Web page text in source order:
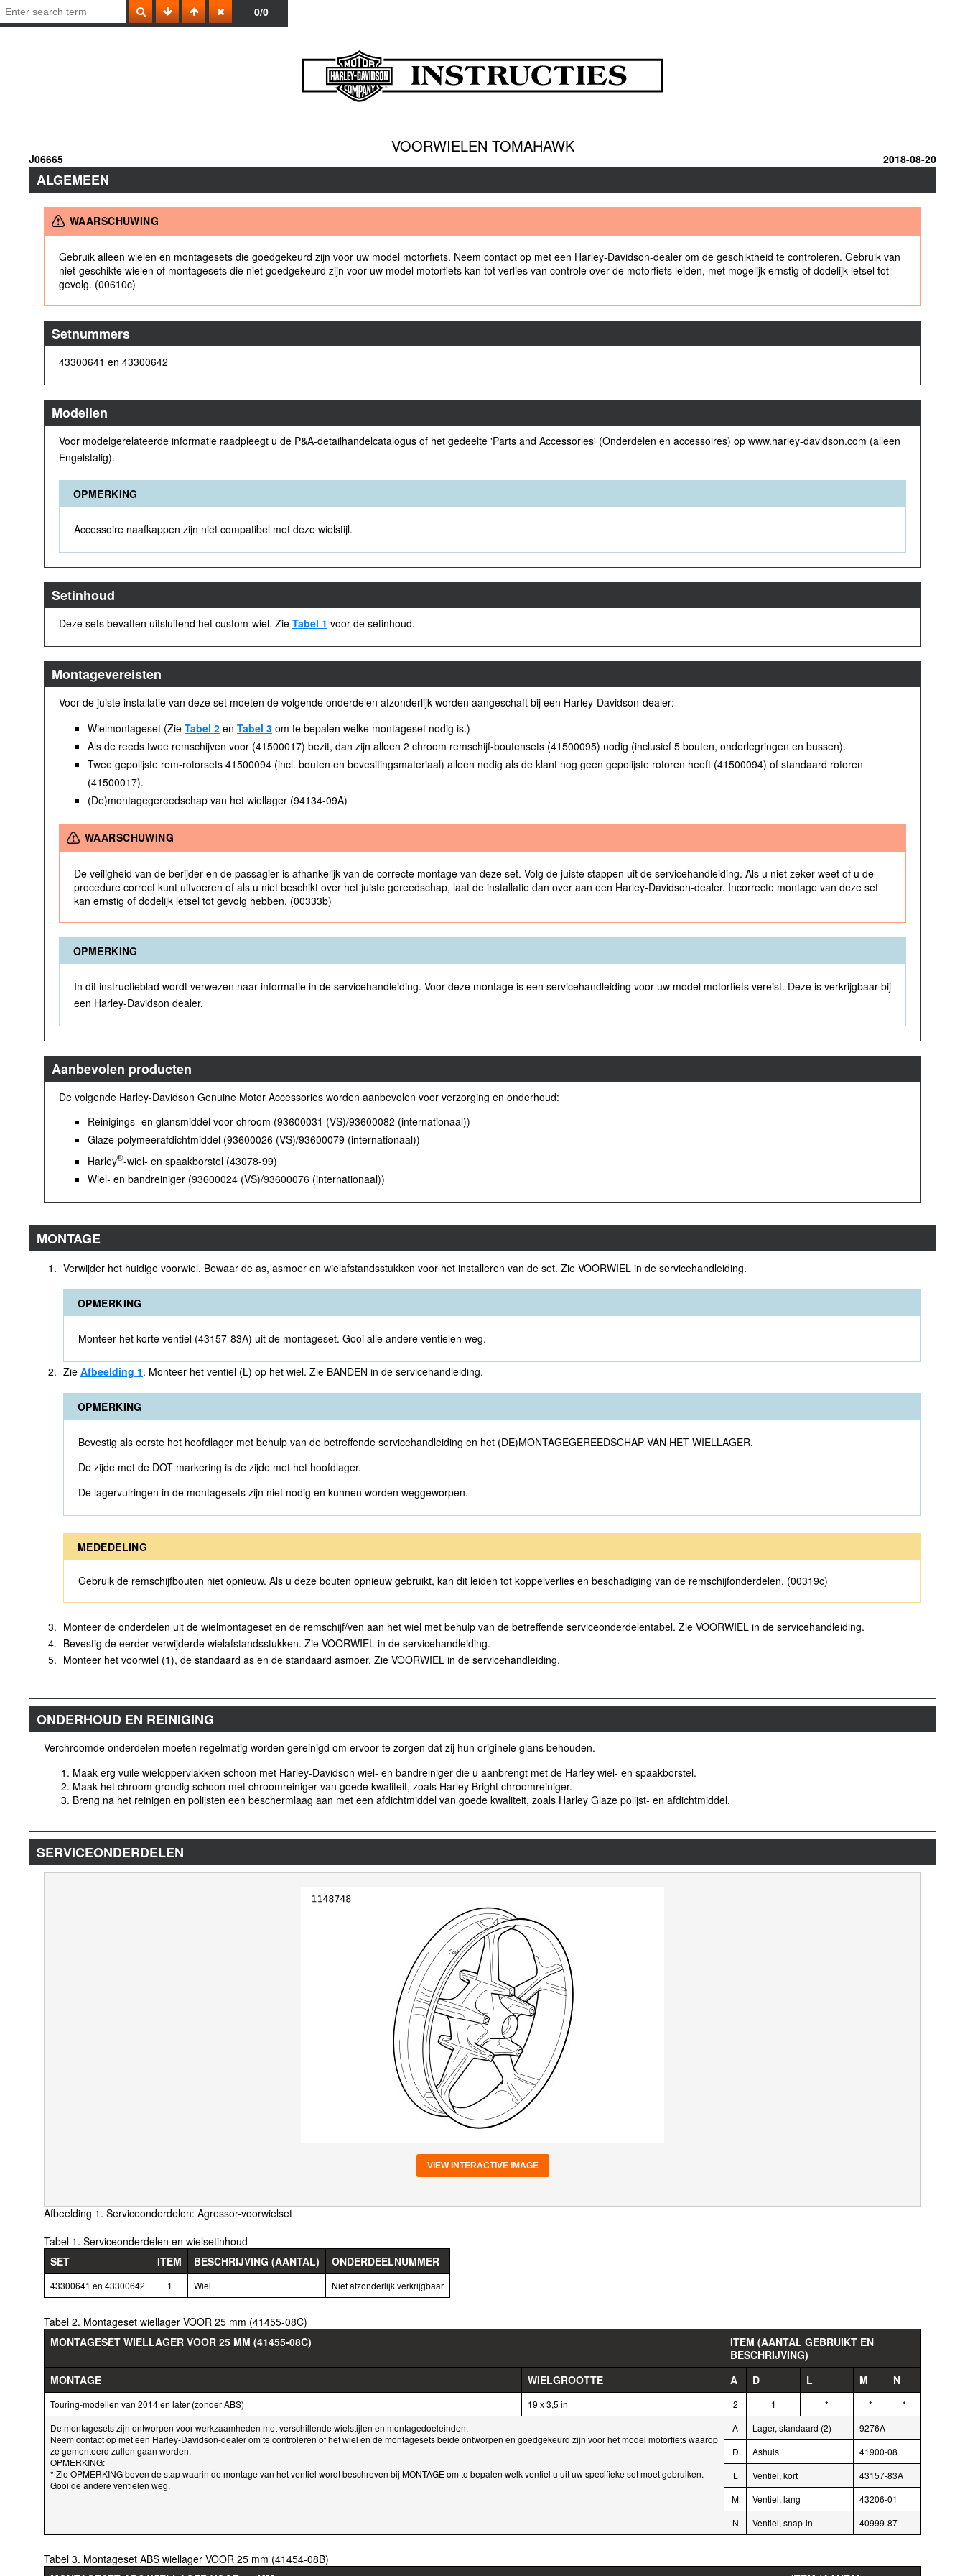
0/0
VOORWIELEN TOMAHAWK
J06665 2018-08-20
ALGEMEEN
WAARSCHUWING
Gebruik alleen wielen en montagesets die goedgekeurd zijn voor uw model motorfiets. Neem contact op met een Harley-Davidson-dealer om de geschiktheid te controleren. Gebruik van
niet-geschikte wielen of montagesets die niet goedgekeurd zijn voor uw model motorfiets kan tot verlies van controle over de motorfiets leiden, met mogelijk ernstig of dodelijk letsel tot
gevolg. (00610c)
Setnummers
43300641 en 43300642
Modellen
Voor modelgerelateerde informatie raadpleegt u de P&A-detailhandelcatalogus of het gedeelte 'Parts and Accessories' (Onderdelen en accessoires) op www.harley-davidson.com (alleen
Engelstalig).
OPMERKING
Accessoire naafkappen zijn niet compatibel met deze wielstijl.
Setinhoud
Deze sets bevatten uitsluitend het custom-wiel. Zie Tabel 1 voor de setinhoud.
Montagevereisten
Voor de juiste installatie van deze set moeten de volgende onderdelen afzonderlijk worden aangeschaft bij een Harley-Davidson-dealer:
Wielmontageset (Zie Tabel 2 en Tabel 3 om te bepalen welke montageset nodig is.)
Als de reeds twee remschijven voor (41500017) bezit, dan zijn alleen 2 chroom remschijf-boutensets (41500095) nodig (inclusief 5 bouten, onderlegringen en bussen).
Twee gepolijste rem-rotorsets 41500094 (incl. bouten en bevesitingsmateriaal) alleen nodig als de klant nog geen gepolijste rotoren heeft (41500094) of standaard rotoren
(41500017).
(De)montagegereedschap van het wiellager (94134-09A)
WAARSCHUWING
De veiligheid van de berijder en de passagier is afhankelijk van de correcte montage van deze set. Volg de juiste stappen uit de servicehandleiding. Als u niet zeker weet of u de
procedure correct kunt uitvoeren of als u niet beschikt over het juiste gereedschap, laat de installatie dan over aan een Harley-Davidson-dealer. Incorrecte montage van deze set
kan ernstig of dodelijk letsel tot gevolg hebben. (00333b)
OPMERKING
In dit instructieblad wordt verwezen naar informatie in de servicehandleiding. Voor deze montage is een servicehandleiding voor uw model motorfiets vereist. Deze is verkrijgbaar bij
een Harley-Davidson dealer.
Aanbevolen producten
De volgende Harley-Davidson Genuine Motor Accessories worden aanbevolen voor verzorging en onderhoud:
Reinigings- en glansmiddel voor chroom (93600031 (VS)/93600082 (internationaal))
Glaze-polymeerafdichtmiddel (93600026 (VS)/93600079 (internationaal))
Harley®-wiel- en spaakborstel (43078-99)
Wiel- en bandreiniger (93600024 (VS)/93600076 (internationaal))
MONTAGE
1. Verwijder het huidige voorwiel. Bewaar de as, asmoer en wielafstandsstukken voor het installeren van de set. Zie VOORWIEL in de servicehandleiding.
OPMERKING
Monteer het korte ventiel (43157-83A) uit de montageset. Gooi alle andere ventielen weg.
2. Zie Afbeelding 1. Monteer het ventiel (L) op het wiel. Zie BANDEN in de servicehandleiding.
OPMERKING
Bevestig als eerste het hoofdlager met behulp van de betreffende servicehandleiding en het (DE)MONTAGEGEREEDSCHAP VAN HET WIELLAGER.
De zijde met de DOT markering is de zijde met het hoofdlager.
De lagervulringen in de montagesets zijn niet nodig en kunnen worden weggeworpen.
MEDEDELING
Gebruik de remschijfbouten niet opnieuw. Als u deze bouten opnieuw gebruikt, kan dit leiden tot koppelverlies en beschadiging van de remschijfonderdelen. (00319c)
3. Monteer de onderdelen uit de wielmontageset en de remschijf/ven aan het wiel met behulp van de betreffende serviceonderdelentabel. Zie VOORWIEL in de servicehandleiding.
4. Bevestig de eerder verwijderde wielafstandsstukken. Zie VOORWIEL in de servicehandleiding.
5. Monteer het voorwiel (1), de standaard as en de standaard asmoer. Zie VOORWIEL in de servicehandleiding.
ONDERHOUD EN REINIGING
Verchroomde onderdelen moeten regelmatig worden gereinigd om ervoor te zorgen dat zij hun originele glans behouden.
Maak erg vuile wieloppervlakken schoon met Harley-Davidson wiel- en bandreiniger die u aanbrengt met de Harley wiel- en spaakborstel.
Maak het chroom grondig schoon met chroomreiniger van goede kwaliteit, zoals Harley Bright chroomreiniger.
Breng na het reinigen en polijsten een beschermlaag aan met een afdichtmiddel van goede kwaliteit, zoals Harley Glaze polijst- en afdichtmiddel.
SERVICEONDERDELEN
VIEW INTERACTIVE IMAGE
Afbeelding 1. Serviceonderdelen: Agressor-voorwielset
Tabel 1. Serviceonderdelen en wielsetinhoud
SET
ITEM BESCHRIJVING (AANTAL) ONDERDEELNUMMER
43300641 en 43300642 1 Wiel Niet afzonderlijk verkrijgbaar
Tabel 2. Montageset wiellager VOOR 25 mm (41455-08C)
MONTAGESET WIELLAGER VOOR 25 MM (41455-08C)
ITEM (AANTAL GEBRUIKT EN
BESCHRIJVING)
MONTAGE
WIELGROOTTE A D L M N
Touring-modellen van 2014 en later (zonder ABS) 19 x 3,5 in 2 1 * *
*
De montagesets zijn ontworpen voor werkzaamheden met verschillende wielstijlen en montagedoeleinden.
Neem contact op met een Harley-Davidson-dealer om te controleren of het wiel en de montagesets beide ontworpen en goedgekeurd zijn voor het model motorfiets waarop
ze gemonteerd zullen gaan worden.
OPMERKING:
* Zie OPMERKING boven de stap waarin de montage van het ventiel wordt beschreven bij MONTAGE om te bepalen welk ventiel u uit uw specifieke set moet gebruiken.
Gooi de andere ventielen weg.
A Lager, standaard (2)
9276A
D
Ashuls
41900-08
L
Ventiel, kort
43157-83A
M
Ventiel, lang
43206-01
N
Ventiel, snap-in 40999-87
Tabel 3. Montageset ABS wiellager VOOR 25 mm (41454-08B)